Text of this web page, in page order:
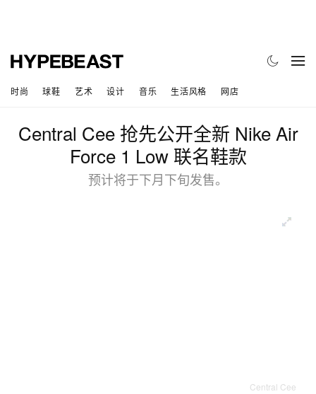
时尚 球鞋 艺术 设计 音乐 生活风格 网店
Central Cee 抢先公开全新 Nike Air
Force 1 Low 联名鞋款
预计将于下月下旬发售。
Central Cee